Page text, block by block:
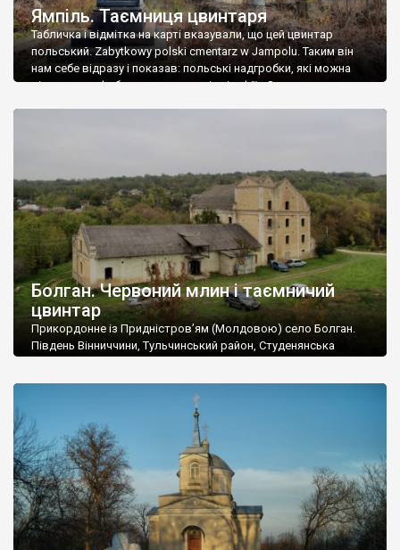
Ямпіль. Таємниця цвинтаря
Табличка і відмітка на карті вказували, що цей цвинтар
польський. Zabytkowy polski cmentarz w Jampolu. Таким він
нам себе відразу і показав: польські надгробки, які можна
віднести до фабричних, польські епітафії… Загалом цвинтар
Болган. Червоний млин і таємничий
цвинтар
Прикордонне із Придністров’ям (Молдовою) село Болган.
Південь Вінниччини, Тульчинський район, Студенянська
старовинний цвинтар із кам’яними хрестами. Всі епітафії, які
збереглися, написані кирилицею, церковнослов’янською
мовою. За всіма традиційними ознаками – цвинтар
український. Хрести датуються 19 століттям. У 1924-1940
роках Болган […]